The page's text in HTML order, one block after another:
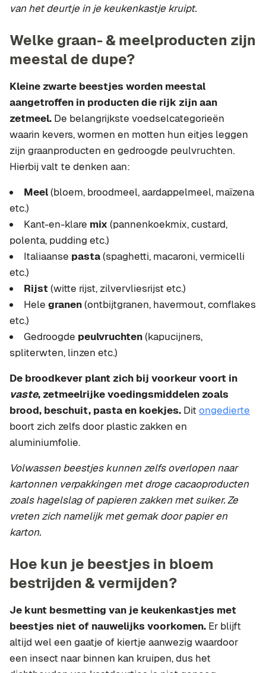
van het deurtje in je keukenkastje kruipt.
Welke graan- & meelproducten zijn
meestal de dupe?
Kleine zwarte beestjes worden meestal
aangetroffen in producten die rijk zijn aan
zetmeel. De belangrijkste voedselcategorieën
waarin kevers, wormen en motten hun eitjes leggen
zijn graanproducten en gedroogde peulvruchten.
Hierbij valt te denken aan:
Meel(bloem, broodmeel, aardappelmeel, maïzena
etc.)
Kant-en-klare mix (pannenkoekmix, custard,
polenta, pudding etc.)
Italiaanse pasta(spaghetti, macaroni, vermicelli
etc.)
Rijst(witte rijst, zilvervliesrijst etc.)
Hele granen(ontbijtgranen, havermout, cornflakes
etc.)
Gedroogde peulvruchten(kapucijners,
spliterwten, linzen etc.)
De broodkever plant zich bij voorkeur voort in
vaste, zetmeelrijke voedingsmiddelen zoals
brood, beschuit, pasta en koekjes. Dit ongedierte
boort zich zelfs door plastic zakken en
aluminiumfolie.
Volwassen beestjes kunnen zelfs overlopen naar
kartonnen verpakkingen met droge cacaoproducten
zoals hagelslag of papieren zakken met suiker. Ze
vreten zich namelijk met gemak door papier en
karton.
Hoe kun je beestjes in bloem
bestrijden & vermijden?
Je kunt besmetting van je keukenkastjes met
beestjes niet of nauwelijks voorkomen. Er blijft
altijd wel een gaatje of kiertje aanwezig waardoor
een insect naar binnen kan kruipen, dus het